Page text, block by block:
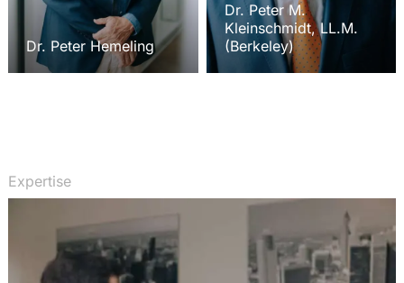
Dr. Peter Hemeling
Dr. Peter M.
Kleinschmidt, LL.M.
(Berkeley)
Expertise